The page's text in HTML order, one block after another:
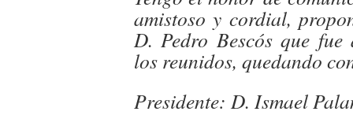
amistoso y cordial,
D. Pedro Bescós que fue
los reunidos, quedando
Presidente: D. Ismael